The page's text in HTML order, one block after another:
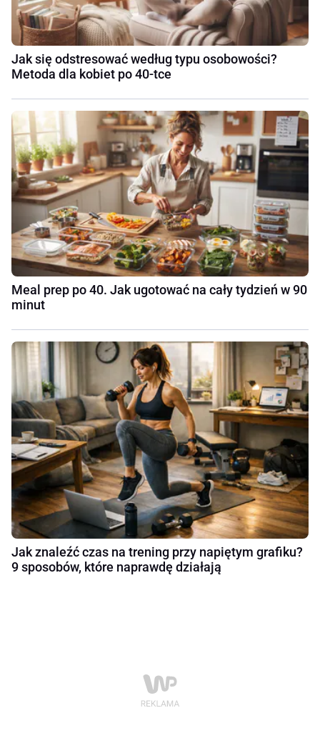
Jak się odstresować według typu osobowości?
Metoda dla kobiet po 40-tce
Meal prep po 40. Jak ugotować na cały tydzień w 90
minut
Jak znaleźć czas na trening przy napiętym grafiku?
9 sposobów, które naprawdę działają